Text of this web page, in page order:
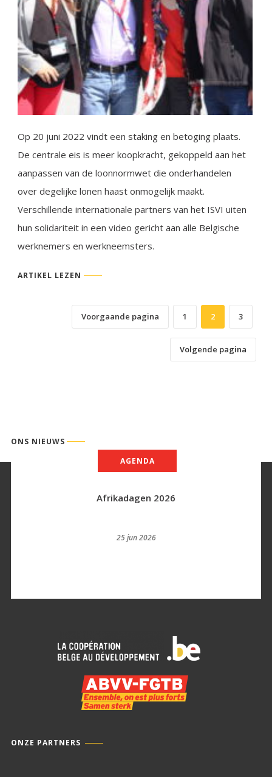
Op 20 juni 2022 vindt een staking en betoging plaats.
De centrale eis is meer koopkracht, gekoppeld aan het
aanpassen van de loonnormwet die onderhandelen
over degelijke lonen haast onmogelijk maakt.
Verschillende internationale partners van het ISVI uiten
hun solidariteit in een video gericht aan alle Belgische
werknemers en werkneemsters.
ARTIKEL LEZEN
Voorgaande pagina 1 2 3
Volgende pagina
Afrikadagen 2026
25 jun 2026
AGENDA
ONS NIEUWS
ONZE PARTNERS